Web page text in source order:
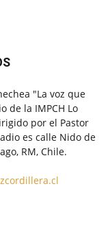
"La voz que
de la IMPCH Lo
por el Pastor
es calle Nido de
RM, Chile.